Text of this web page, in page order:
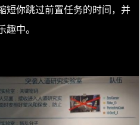
短你跳过前置任务的时间，并
中。